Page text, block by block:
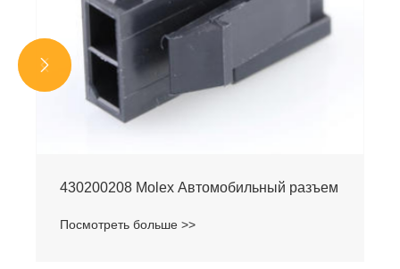
430200208 Molex Автомобильный разъем
Посмотреть больше >>

